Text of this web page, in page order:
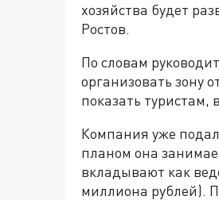
хозяйства будет
Ростов.
По словам
организовать зону
показать туристам,
Компания уже
планом она
вкладывают как
миллиона рублей).